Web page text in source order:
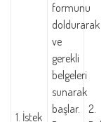
1. İstek
formunu
doldurarak
ve
gerekli
belgeleri
sunarak
başlar.
2.